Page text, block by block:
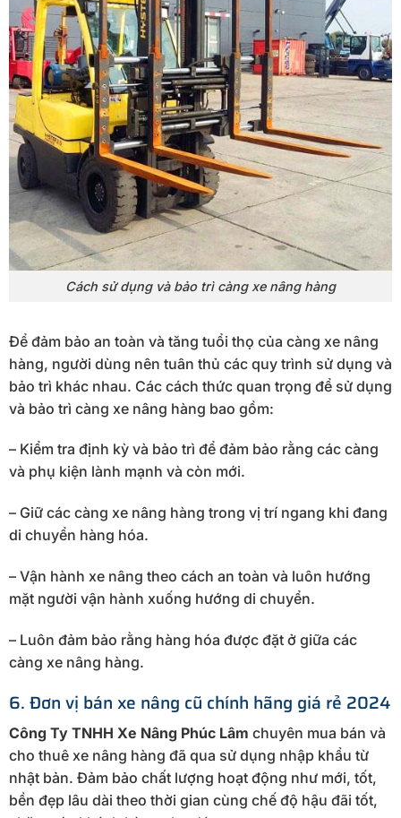
Cách sử dụng và bảo trì càng xe nâng hàng
Để đảm bảo an toàn và tăng tuổi thọ của càng xe nâng
hàng, người dùng nên tuân thủ các quy trình sử dụng và
bảo trì khác nhau. Các cách thức quan trọng để sử dụng
và bảo trì càng xe nâng hàng bao gồm:
– Kiểm tra định kỳ và bảo trì để đảm bảo rằng các càng
và phụ kiện lành mạnh và còn mới.
– Giữ các càng xe nâng hàng trong vị trí ngang khi đang
di chuyển hàng hóa.
– Vận hành xe nâng theo cách an toàn và luôn hướng
mặt người vận hành xuống hướng di chuyển.
– Luôn đảm bảo rằng hàng hóa được đặt ở giữa các
càng xe nâng hàng.
6. Đơn vị bán xe nâng cũ chính hãng giá rẻ 2024
Công Ty TNHH Xe Nâng Phúc Lâm chuyên mua bán và
cho thuê xe nâng hàng đã qua sử dụng nhập khẩu từ
nhật bản. Đảm bảo chất lượng hoạt động như mới, tốt,
bền đẹp lâu dài theo thời gian cùng chế độ hậu đãi tốt,